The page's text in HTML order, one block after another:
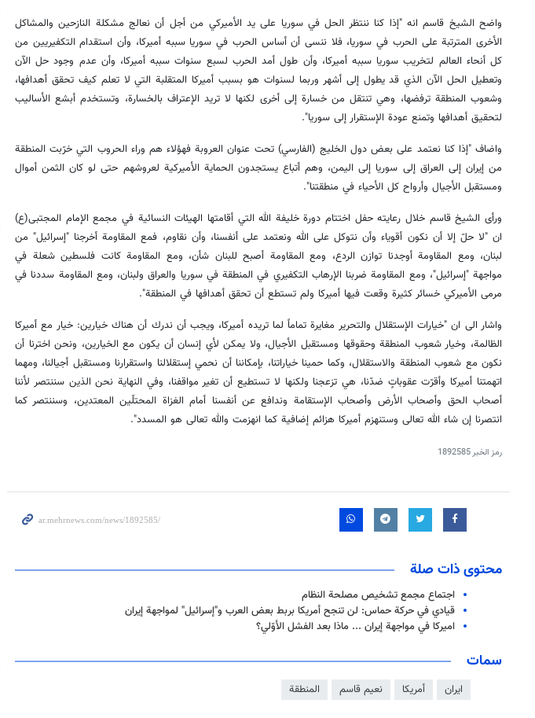
واضح الشيخ قاسم انه "إذا كنا ننتظر الحل في سوريا على يد الأميركي من أجل أن نعالج مشكلة النازحين والمشاكل
الأخرى المترتبة على الحرب في سوريا، فلا ننسى أن أساس الحرب في سوريا سببه أميركا، وأن استقدام التكفيريين من
كل أنحاء العالم لتخريب سوريا سببه أميركا، وأن طول أمد الحرب لسبع سنوات سببه أميركا، وأن عدم وجود حل الآن
وتعطيل الحل الآن الذي قد يطول إلى أشهر وربما لسنوات هو بسبب أميركا المتقلبة التي لا تعلم كيف تحقق أهدافها،
وشعوب المنطقة ترفضها، وهي تنتقل من خسارة إلى أخرى لكنها لا تريد الإعتراف بالخسارة، وتستخدم أبشع الأساليب
لتحقيق أهدافها وتمنع عودة الإستقرار إلى سوريا".
واضاف "إذا كنا نعتمد على بعض دول الخليج (الفارسي) تحت عنوان العروبة فهؤلاء هم وراء الحروب التي خرّبت المنطقة
من إيران إلى العراق إلى سوريا إلى اليمن، وهم أتباع يستجدون الحماية الأميركية لعروشهم حتى لو كان الثمن أموال
ومستقبل الأجيال وأرواح كل الأحياء في منطقتنا".
ورأى الشيخ قاسم خلال رعايته حفل اختتام دورة خليفة الله التي أقامتها الهيئات النسائية في مجمع الإمام المجتبى(ع)
ان "لا حلّ إلا أن نكون أقوياء وأن نتوكل على الله ونعتمد على أنفسنا، وأن نقاوم، فمع المقاومة أخرجنا "إسرائيل" من
لبنان، ومع المقاومة أوجدنا توازن الردع، ومع المقاومة أصبح للبنان شأن، ومع المقاومة كانت فلسطين شعلة في
مواجهة "إسرائيل"، ومع المقاومة ضربنا الإرهاب التكفيري في المنطقة في سوريا والعراق ولبنان، ومع المقاومة سددنا في
مرمى الأميركي خسائر كثيرة وقعت فيها أميركا ولم تستطع أن تحقق أهدافها في المنطقة".
واشار الى ان "خيارات الإستقلال والتحرير مغايرة تماماً لما تريده أميركا، ويجب أن ندرك أن هناك خيارين: خيار مع أميركا
الظالمة، وخيار شعوب المنطقة وحقوقها ومستقبل الأجيال، ولا يمكن لأي إنسان أن يكون مع الخيارين، ونحن اخترنا أن
نكون مع شعوب المنطقة والاستقلال، وكما حمينا خياراتنا، بإمكاننا أن نحمي إستقلالنا واستقرارنا ومستقبل أجيالنا، ومهما
اتهمتنا أميركا وأقرّت عقوباتٍ ضدّنا، هي تزعجنا ولكنها لا تستطيع أن تغير مواقفنا، وفي النهاية نحن الذين سننتصر لأننا
أصحاب الحق وأصحاب الأرض وأصحاب الإستقامة وندافع عن أنفسنا أمام الغزاة المحتلّين المعتدين، وسننتصر كما
انتصرنا إن شاء الله تعالى وستنهزم أميركا هزائم إضافية كما انهزمت والله تعالى هو المسدد".
رمز الخبر1892585
محتوى ذات صلة
اجتماع مجمع تشخيص مصلحة النظام
قيادي في حركة حماس: لن تنجح أمريكا بربط بعض العرب و"إسرائيل" لمواجهة إيران
اميركا في مواجهة إيران ... ماذا بعد الفشل الأوّلي؟
سمات
ايران أمريكا نعيم قاسم المنطقة